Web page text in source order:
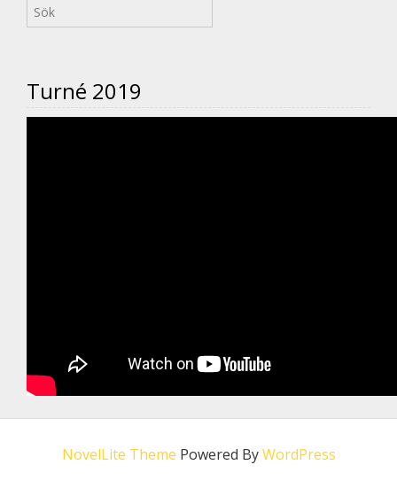
Turné 2019
NovelLite Theme Powered ByWordPress